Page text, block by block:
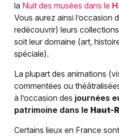
la Nuit des musées dans le
Vous aurez ainsi l’occasion
redécouvrir) leurs
soit leur domaine (art,
spéciale).
La plupart des animations
commentées ou
à l’occasion des journées
patrimoine dans le Haut-
Certains lieux en France